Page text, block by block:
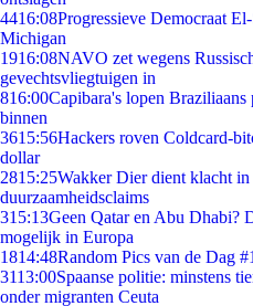
4416:08Progressieve Democraat
Michigan
1916:08NAVO zet wegens
gevechtsvliegtuigen in
816:00Capibara's lopen
binnen
3615:56Hackers roven Coldcard-
dollar
2815:25Wakker Dier dient klacht
duurzaamheidsclaims
315:13Geen Qatar en Abu Dhabi?
mogelijk in Europa
1814:48Random Pics van de Dag
3113:00Spaanse politie: minstens
onder migranten Ceuta